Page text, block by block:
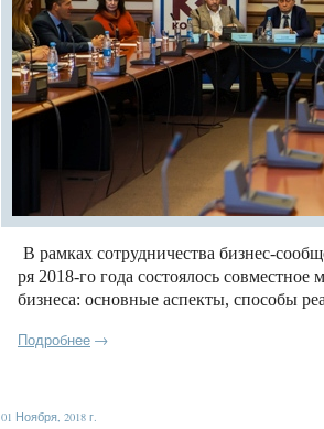
В рам­ках сот­рудни­чес­тва биз­нес-
ря 2018-го го­да сос­то­ялось
биз­не­са: ос­новные ас­пекты, спо­собы
Подробнее →
01 Ноября, 2018 г.